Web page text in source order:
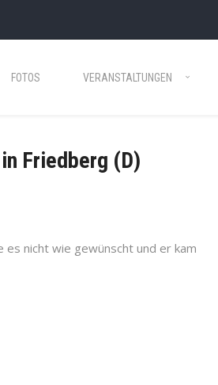
FOTOS VERANSTALTUNGEN
Friedberg (D)
nicht wie gewünscht und er kam